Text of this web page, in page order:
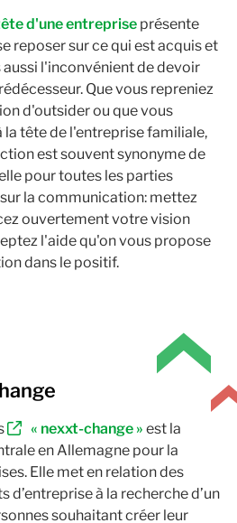
d'une entreprise présente
reposer sur ce qui est acquis et
aussi l'inconvénient de devoir
Que vous repreniez
d'outsider ou que vous
la tête de l'entreprise familiale,
est souvent synonyme de
pour toutes les parties
la communication: mettez
ouvertement votre vision
l'aide qu'on vous propose
dans le positif.
« nexxt-change » est la
en Allemagne pour la
Elle met en relation des
à la recherche d’un
souhaitant créer leur